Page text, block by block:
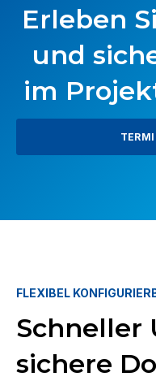
Erleben
und
im
FLEXIBEL
Schneller
sichere